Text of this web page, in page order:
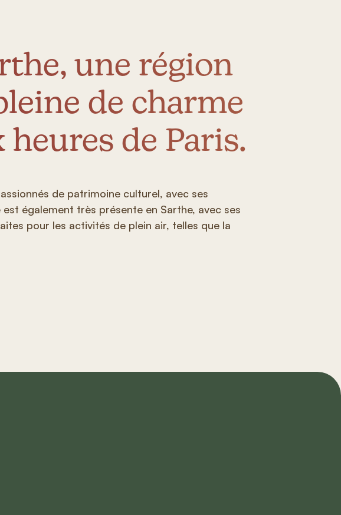
une région
de charme
de Paris.
de patrimoine culturel, avec ses
également très présente en Sarthe, avec ses
pour les activités de plein air, telles que la